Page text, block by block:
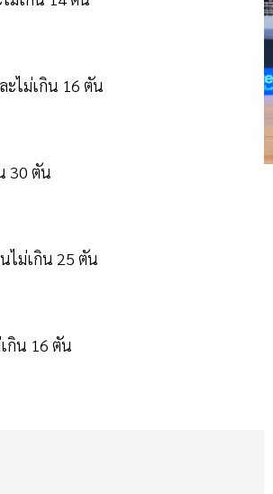
ะไม่เกิน 16 ตัน
30 ตัน
ไม่เกิน 25 ตัน
กิน 16 ตัน